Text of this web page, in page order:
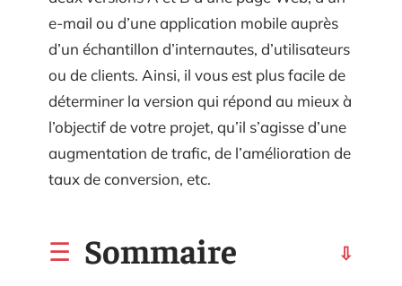
e-mail ou d’une application mobile auprès
d’un échantillon d’internautes, d’utilisateurs
ou de clients. Ainsi, il vous est plus facile de
déterminer la version qui répond au mieux à
l’objectif de votre projet, qu’il s’agisse d’une
augmentation de trafic, de l’amélioration de
taux de conversion, etc.
Sommaire